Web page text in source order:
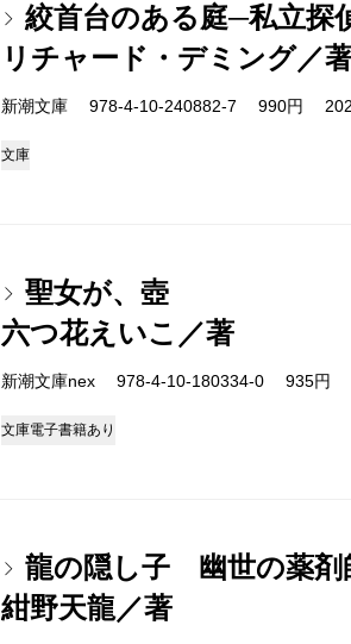
絞首台のある庭─私立探
リチャード・デミング／
新潮文庫 978-4-10-240882-7 990円
文庫
聖女が、壺
六つ花えいこ／著
新潮文庫nex 978-4-10-180334-0 935円
文庫電子書籍あり
龍の隠し子 幽世の薬剤
紺野天龍／著